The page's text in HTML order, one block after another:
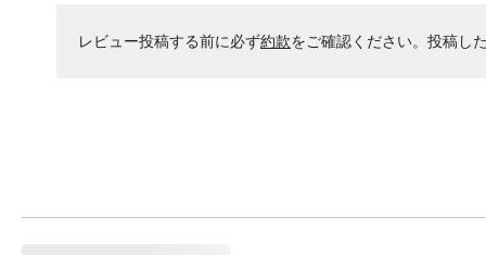
レビュー投稿する前に必ず約款をご確認ください。投稿し